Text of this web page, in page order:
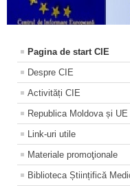
Pagina de start CIE
Despre CIE
Activități CIE
Republica Moldova și UE
Link-uri utile
Materiale promoţionale
Biblioteca Științifică